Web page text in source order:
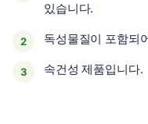
있습니다.
독성물질이 포함되
속건성 제품입니다.